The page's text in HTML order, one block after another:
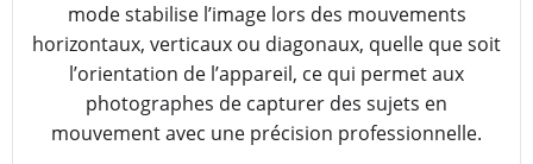
mode stabilise l’image lors des mouvements
horizontaux, verticaux ou diagonaux, quelle que soit
l’orientation de l’appareil, ce qui permet aux
photographes de capturer des sujets en
mouvement avec une précision professionnelle.